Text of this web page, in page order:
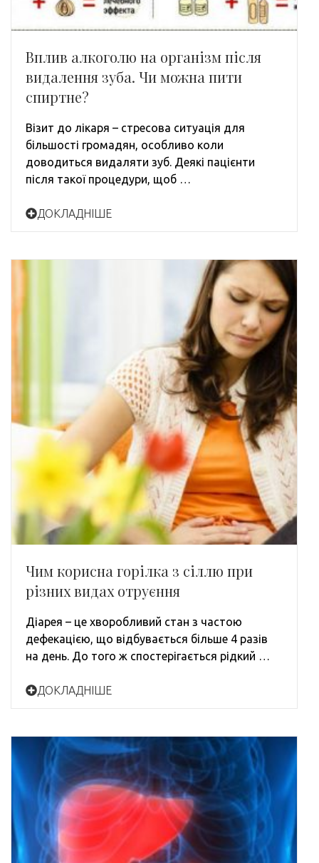
Вплив алкоголю на організм після
видалення зуба. Чи можна пити
спиртне?
Візит до лікаря – стресова ситуація для
більшості громадян, особливо коли
доводиться видаляти зуб. Деякі пацієнти
після такої процедури, щоб …
ДОКЛАДНІШЕ
Чим корисна горілка з сіллю при
різних видах отруєння
Діарея – це хворобливий стан з частою
дефекацією, що відбувається більше 4 разів
на день. До того ж спостерігається рідкий …
ДОКЛАДНІШЕ